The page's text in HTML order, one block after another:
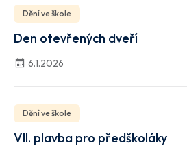
Dění ve škole
Den otevřených dveří
6.1.2026
Dění ve škole
VII. plavba pro předškoláky